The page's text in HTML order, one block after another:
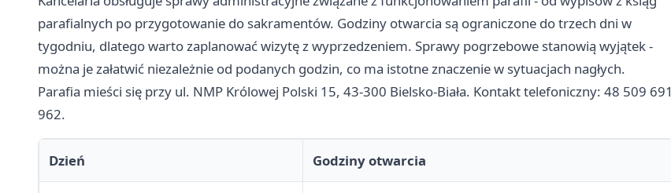
parafialnych po przygotowanie do sakramentów. Godziny otwarcia są ograniczone do trzech dni w
tygodniu, dlatego warto zaplanować wizytę z wyprzedzeniem. Sprawy pogrzebowe stanowią wyjątek -
można je załatwić niezależnie od podanych godzin, co ma istotne znaczenie w sytuacjach nagłych.
Parafia mieści się przy ul. NMP Królowej Polski 15, 43-300 Bielsko-Biała. Kontakt telefoniczny: 48 509 691
962.
Dzień Godziny otwarcia